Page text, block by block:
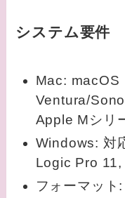
システム要件
Mac: macOS
Ventura/
Apple Mシリ
Windows: 対
Logic Pro 11,
フォーマッ